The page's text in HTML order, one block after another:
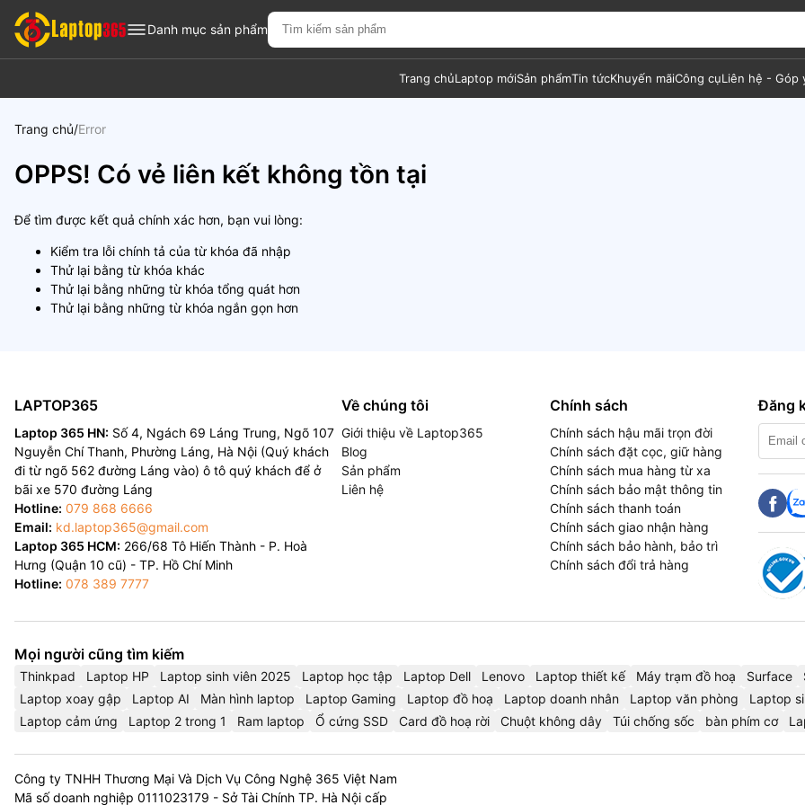
Danh mục sản phẩm
Trang chủLaptop mớiSản phẩmTin tứcKhuyến mãiCông cụLiên hệ - Góp
Trang chủ Error
OPPS! Có vẻ liên kết không tồn tại
Để tìm được kết quả chính xác hơn, bạn vui lòng:
Kiểm tra lỗi chính tả của từ khóa đã nhập
Thử lại bằng từ khóa khác
Thử lại bằng những từ khóa tổng quát hơn
Thử lại bằng những từ khóa ngắn gọn hơn
LAPTOP365
Laptop 365 HN: Số 4, Ngách 69 Láng Trung, Ngõ 107
Nguyễn Chí Thanh, Phường Láng, Hà Nội (Quý khách
đi từ ngõ 562 đường Láng vào) ô tô quý khách để ở
bãi xe 570 đường Láng
Hotline: 079 868 6666
Email: kd.laptop365@gmail.com
Laptop 365 HCM: 266/68 Tô Hiến Thành - P. Hoà
Hưng (Quận 10 cũ) - TP. Hồ Chí Minh
Hotline: 078 389 7777
Về chúng tôi
Giới thiệu về Laptop365
Blog
Sản phẩm
Liên hệ
Chính sách
Chính sách hậu mãi trọn đời
Chính sách đặt cọc, giữ hàng
Chính sách mua hàng từ xa
Chính sách bảo mật thông tin
Chính sách thanh toán
Chính sách giao nhận hàng
Chính sách bảo hành, bảo trì
Chính sách đổi trả hàng
Đăng
Mọi người cũng tìm kiếm
Thinkpad Laptop HP Laptop sinh viên 2025 Laptop học tập Laptop Dell Lenovo Laptop thiết kế Máy trạm đồ hoạ Surface
Laptop xoay gập
Laptop AI Màn hình laptop Laptop Gaming Laptop đồ hoạ Laptop doanh nhân Laptop văn phòng
Laptop
Laptop cảm ứng
Laptop 2 trong 1 Ram laptop Ổ cứng SSD Card đồ hoạ rời Chuột không dây Túi chống sốc bàn phím cơ
Công ty TNHH Thương Mại Và Dịch Vụ Công Nghệ 365 Việt Nam
Mã số doanh nghiệp 0111023179 - Sở Tài Chính TP. Hà Nội cấp